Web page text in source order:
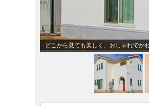
どこから見ても美しく、おしゃれでか